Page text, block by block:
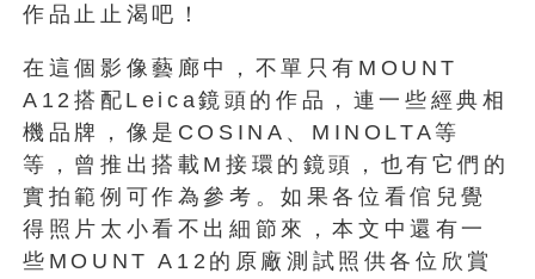
作品止止渴吧！
在這個影像藝廊中，不單只有MOUNT
A12搭配Leica鏡頭的作品，連一些經典相
機品牌，像是COSINA、MINOLTA等
等，曾推出搭載M接環的鏡頭，也有它們的
實拍範例可作為參考。如果各位看倌兒覺
得照片太小看不出細節來，本文中還有一
些MOUNT A12的原廠測試照供各位欣賞